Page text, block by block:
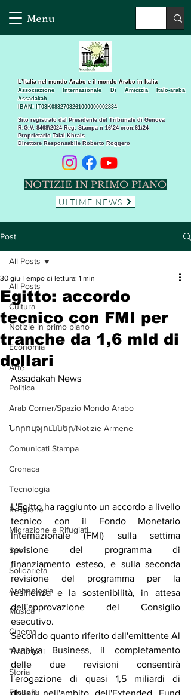
Menu
Sito registrato dal Presidente del Tribunale di Genova
R.G.V. 8468\2024 Reg. Stampa n 16\24 cron.61\24 ​
Proprietario Talal Khrais
Direttore Responsabile Roberto Roggero
L’Italia nel mondo Arabo e il mondo Arabo in Italia
Associazione Internazionale Di Amicizia Italo-araba
Assadakah
IBAN: IT03K0832703261000000002834
NOTIZIE IN PRIMO PIANO
ULTIME NEWS
Post
All Posts
Cultura
Notizie in primo piano
Economia
Arte
Politica
Arab Corner/Spazio Mondo Arabo
Նորություններ/Notizie Armene
Comunicati Stampa
Cronaca
Tecnologia
Religione
Migrazione e Rifugiati
Sport
Solidarietà
Archeologia
Musica
Cinema
Tradizioni
Storia
Filosofia
All Posts
Egitto: accordo
tecnico con FMI per
tranche da 1,6 mld di
dollari
30 giu Tempo di lettura: 1 min
Assadakah News
L'Egitto ha raggiunto un accordo a livello
tecnico con il Fondo Monetario
Internazionale (FMI) sulla settima
revisione del programma di
finanziamento esteso, e sulla seconda
revisione del programma per la
resilienza e la sostenibilità, in attesa
dell'approvazione del Consiglio
esecutivo.
Secondo quanto riferito dall'emittente Al
Arabiya Business, il completamento
delle due revisioni consentirà
l'erogazione di quasi 1,5 miliardi di
dollari nell'ambito dell'Extended Fund